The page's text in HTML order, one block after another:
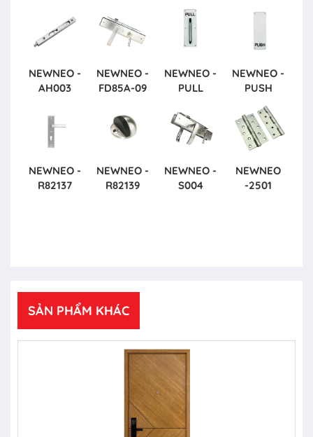
NEWNEO -
AH003
NEWNEO -
FD85A-09
NEWNEO -
PULL
NEWNEO -
PUSH
NEWNEO -
R82137
NEWNEO -
R82139
NEWNEO -
S004
NEWNEO
-2501
SẢN PHẨM KHÁC